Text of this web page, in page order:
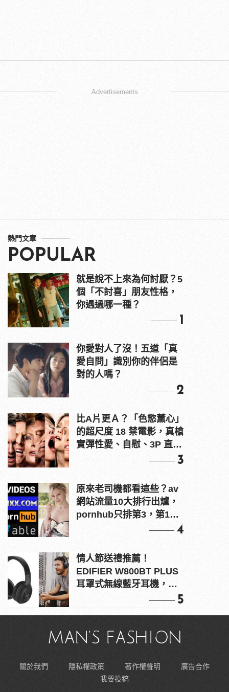
Advertisements
熱門文章
POPULAR
就是說不上來為何討厭？5
個「不討喜」朋友性格，
你遇過哪一種？
1
你愛對人了沒！五道「真
愛自問」識別你的伴侶是
對的人嗎？
2
比A片更Ａ？「色慾薰心」
的超尺度 18 禁電影，真槍
實彈性愛、自慰、3P 直接
3
原來老司機都看這些？av
網站流量10大排行出爐，
pornhub只排第3，第1名
4
情人節送禮推薦！
EDIFIER W800BT PLUS
耳罩式無線藍牙耳機，在
5
關於我們 隱私權政策 著作權聲明
廣告合作
我要投稿